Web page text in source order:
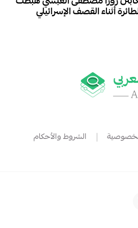
أثناء القصف الإسرائيلي
الشروط والأحكام